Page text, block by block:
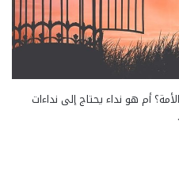
أم هو نداء يحتاج إلى نداءات